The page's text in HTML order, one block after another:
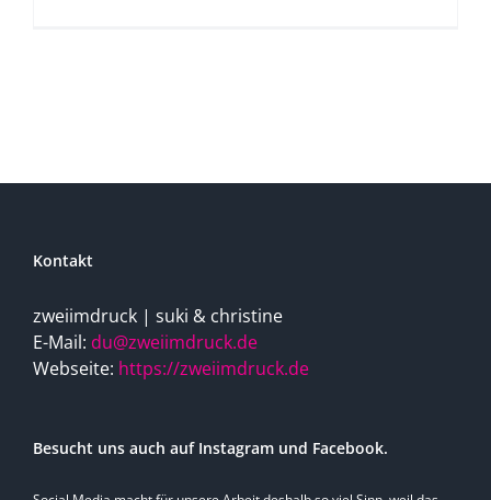
Kontakt
zweiimdruck | suki & christine
E-Mail: du@zweiimdruck.de
Webseite: https://zweiimdruck.de
Besucht uns auch auf Instagram und Facebook.